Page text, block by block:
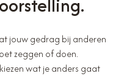
jouw gedrag bij anderen
zeggen of doen.
wat je anders gaat